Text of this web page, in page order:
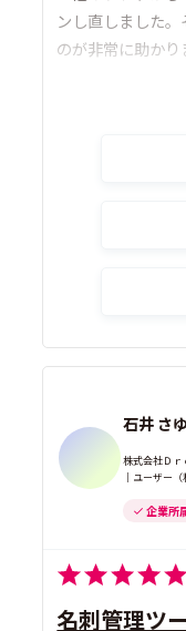
ンし直しました
のが非常に助かり
石井 さ
株式会社Ｄ
｜ユーザー
企業所
名刺管理ツ